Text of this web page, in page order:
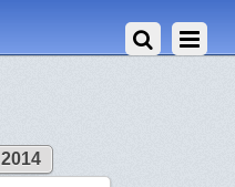
2014